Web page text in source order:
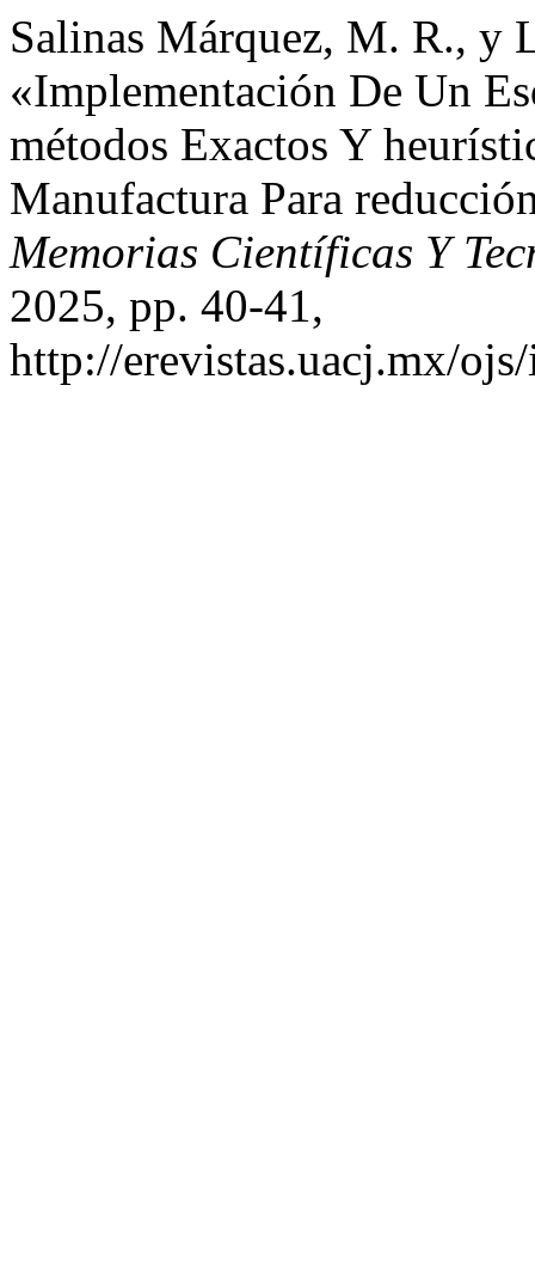
Salinas Márquez, M. R., y
«Implementación De Un
métodos Exactos Y
Manufactura Para
Memorias Científicas Y
2025, pp. 40-41,
http://erevistas.uacj.mx/